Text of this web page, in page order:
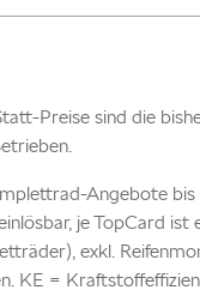
Preise sind die
Angebote
je TopCard
exkl.
KE =